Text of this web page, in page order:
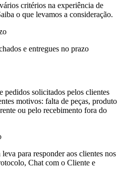
critérios na experiência de
o que levamos a consideração.
e entregues no prazo
pedidos solicitados pelos clientes
motivos: falta de peças, produto
ou pelo recebimento fora do
para responder aos clientes nos
Chat com o Cliente e